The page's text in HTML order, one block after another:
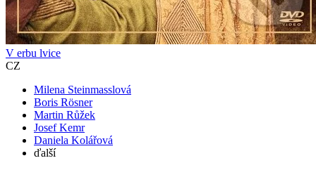
V erbu lvice
CZ
Milena Steinmasslová
Boris Rösner
Martin Růžek
Josef Kemr
Daniela Kolářová
ďalší